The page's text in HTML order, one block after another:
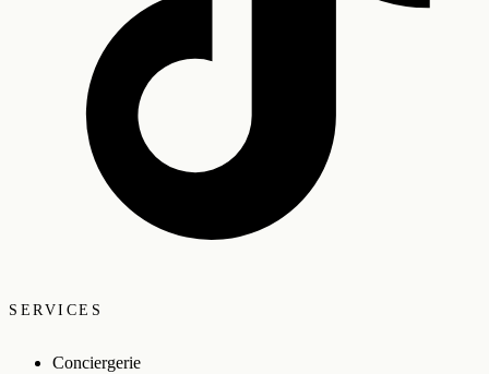
SERVICES
Conciergerie